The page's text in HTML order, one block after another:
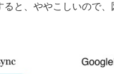
ると、ややこしいので、